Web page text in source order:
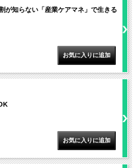
知らない「産業ケアマネ」で生きる